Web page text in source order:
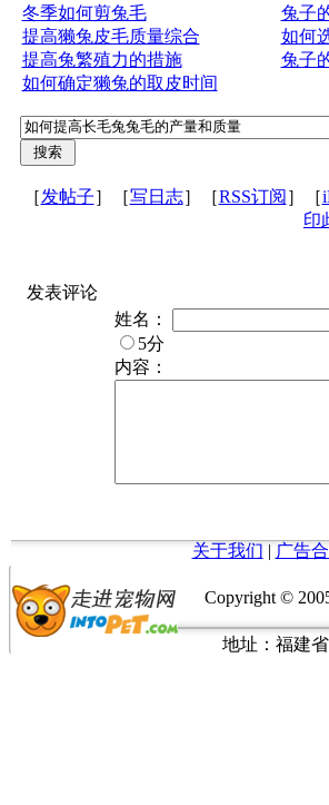
冬季如何剪兔毛
提高獭兔皮毛质量综合
提高兔繁殖力的措施
如何确定獭兔的取皮时间
兔子
如何
兔子
［发帖子］［写日志］［RSS订阅 ］［
印
发表评论
姓名：
5分
内容：
关于我们 | 广告
Copyright ©
地址：福建